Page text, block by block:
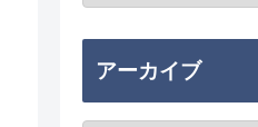
アーカイブ